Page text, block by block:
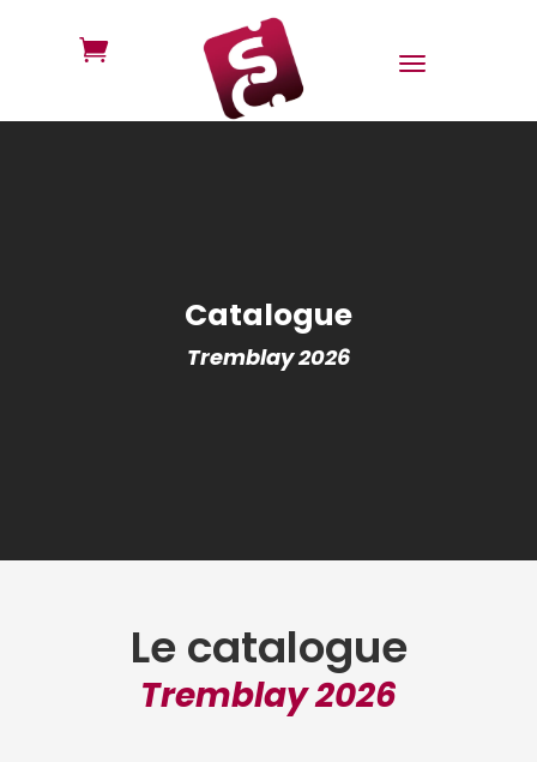

Catalogue
Tremblay 2026
Le catalogue
Tremblay 2026